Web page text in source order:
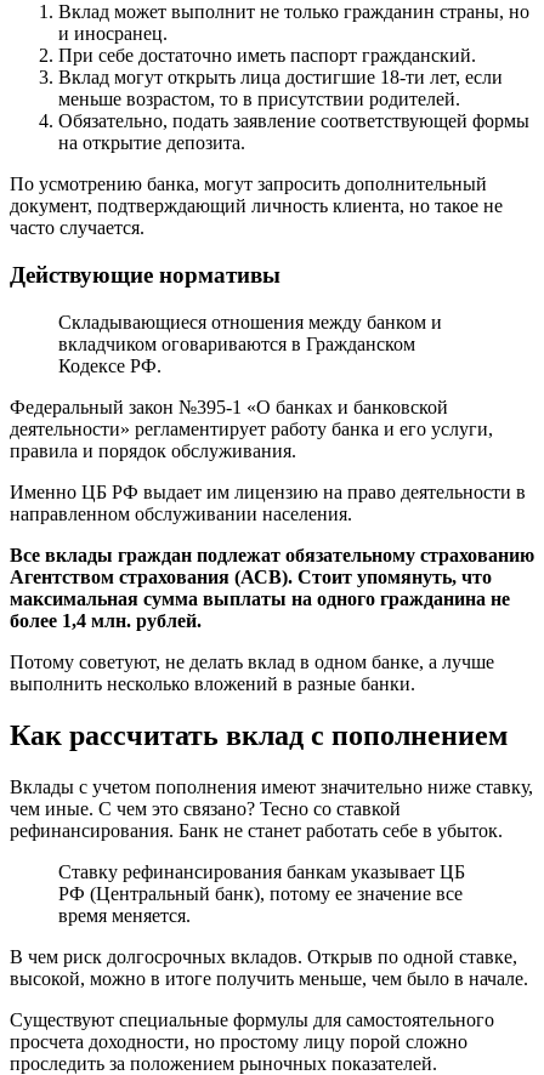
Вклад может выполнит не только гражданин страны, но
и иносранец.
При себе достаточно иметь паспорт гражданский.
Вклад могут открыть лица достигшие 18-ти лет, если
меньше возрастом, то в присутствии родителей.
Обязательно, подать заявление соответствующей формы
на открытие депозита.
По усмотрению банка, могут запросить дополнительный
документ, подтверждающий личность клиента, но такое не
часто случается.
Действующие нормативы
Складывающиеся отношения между банком и
вкладчиком оговариваются в Гражданском
Кодексе РФ.
Федеральный закон №395-1 «О банках и банковской
деятельности» регламентирует работу банка и его услуги,
правила и порядок обслуживания.
Именно ЦБ РФ выдает им лицензию на право деятельности в
направленном обслуживании населения.
Все вклады граждан подлежат обязательному страхованию
Агентством страхования (АСВ). Стоит упомянуть, что
максимальная сумма выплаты на одного гражданина не
более 1,4 млн. рублей.
Потому советуют, не делать вклад в одном банке, а лучше
выполнить несколько вложений в разные банки.
Как рассчитать вклад с пополнением
Вклады с учетом пополнения имеют значительно ниже ставку,
чем иные. С чем это связано? Тесно со ставкой
рефинансирования. Банк не станет работать себе в убыток.
Ставку рефинансирования банкам указывает ЦБ
РФ (Центральный банк), потому ее значение все
время меняется.
В чем риск долгосрочных вкладов. Открыв по одной ставке,
высокой, можно в итоге получить меньше, чем было в начале.
Существуют специальные формулы для самостоятельного
просчета доходности, но простому лицу порой сложно
проследить за положением рыночных показателей.